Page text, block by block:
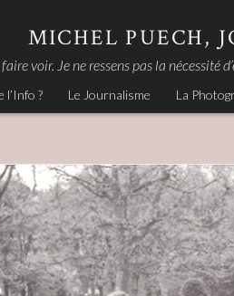
MICHEL PUECH,
voir. Je ne ressens pas la
l’Info ? Le Journalisme La